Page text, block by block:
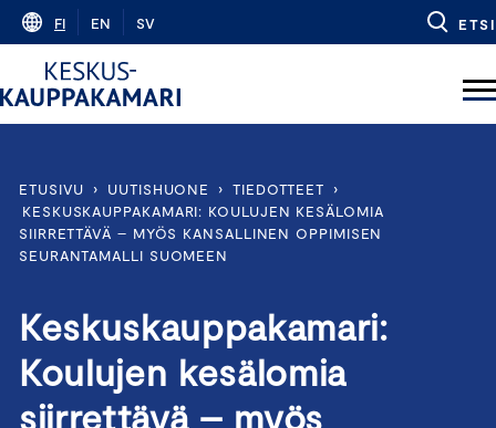
Skip
content
FI EN SV ETSI
ETUSIVU › UUTISHUONE › TIEDOTTEET
›
KESKUSKAUPPAKAMARI: KOULUJEN KESÄLOMIA
SIIRRETTÄVÄ – MYÖS KANSALLINEN OPPIMISEN
SEURANTAMALLI SUOMEEN
Keskuskauppakamari:
Koulujen kesälomia
siirrettävä – myös